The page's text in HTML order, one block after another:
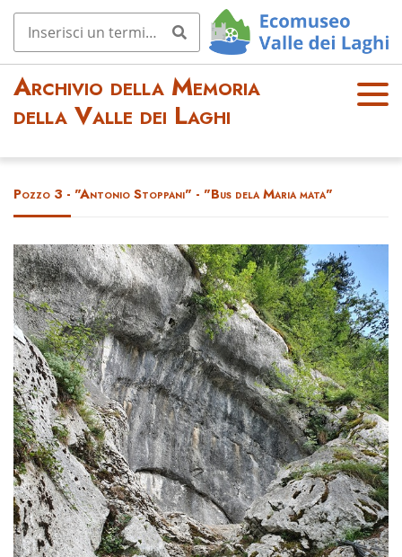
Archivio della Memoria
della Valle dei Laghi
OPE
Pozzo 3 - "Antonio Stoppani" - "Bus dela Maria mata"